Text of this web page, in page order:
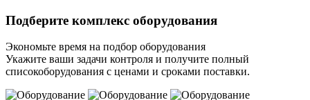
Подберите комплекс оборудования
Экономьте время на подбор оборудования
Укажите ваши задачи контроля и получите полный
списокоборудования с ценами и сроками поставки.